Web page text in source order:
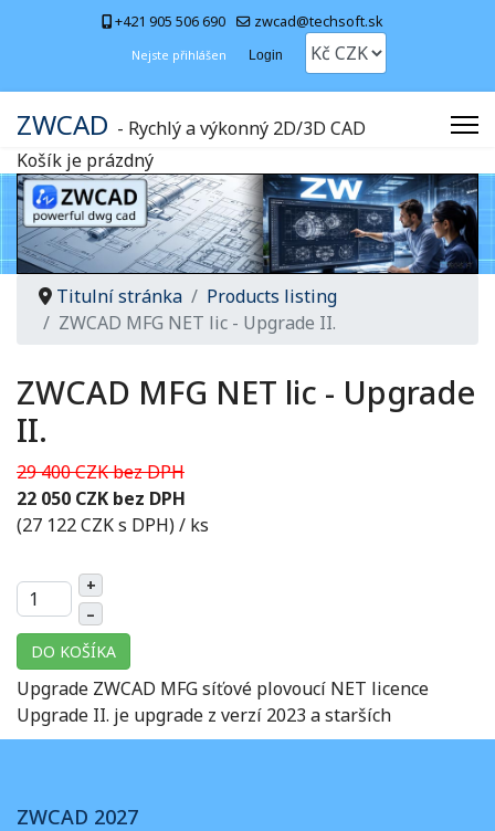
+421 905 506 690 zwcad@techsoft.sk
Nejste přihlášen Login
ZWCAD - Rychlý a výkonný 2D/3D CAD
Košík je prázdný
Titulní stránka
Products listing
ZWCAD MFG NET lic - Upgrade II.
ZWCAD MFG NET lic - Upgrade
II.
29 400 CZK bez DPH
22 050 CZK bez DPH
(27 122 CZK s DPH)/ ks
+
–
DO KOŠÍKA
Upgrade ZWCAD MFG síťové plovoucí NET licence
Upgrade II. je upgrade z verzí 2023 a starších
ZWCAD 2027